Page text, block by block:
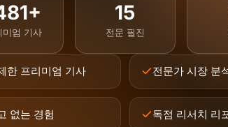
미엄 기사
15
전문 필진
한 프리미엄 기사 전문가 시장 분
없는 경험 독점 리서치 리